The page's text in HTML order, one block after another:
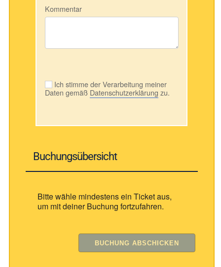
Kommentar
Ich stimme der Verarbeitung meiner
Daten gemäß Datenschutzerklärung zu.
Buchungsübersicht
Bitte wähle mindestens ein Ticket aus,
um mit deiner Buchung fortzufahren.